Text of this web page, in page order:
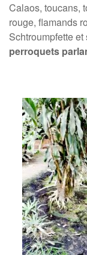
Calaos, toucans,
rouge, flamands
Schtroumpfette
perroquets